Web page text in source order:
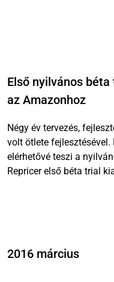
Első nyilvános
az Amazonhoz
Négy év tervezés,
volt ötlete
elérhetővé teszi a
Repricer első béta trial
2016 március